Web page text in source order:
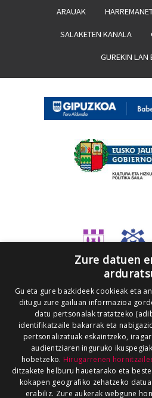
ARAUAK
SALAKETEN KANALA
GUREKIN LAN
Zure datuen
Gu eta gure bazkideek cookieak eta
ditugu zure gailuan informazioa
datu pertsonalak tratatzeko
identifikatzaile bakarrak eta
pertsonalizatuak eskaintzeko,
audientziaren inguruko
hobetzeko. Hirugarrenen
ditzakete helburu hauetarako eta
kokapen geografiko zehatzeko
erabiliz. Zure aukerak webgune